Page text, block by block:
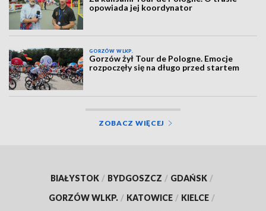
opowiada jej koordynator
GORZÓW WLKP.
Gorzów żył Tour de Pologne. Emocje
rozpoczęły się na długo przed startem
ZOBACZ WIĘCEJ
BIAŁYSTOK / BYDGOSZCZ / GDAŃSK /
GORZÓW WLKP. / KATOWICE / KIELCE /